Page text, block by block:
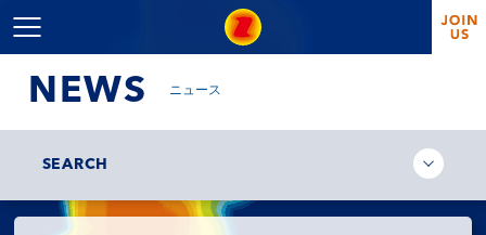
NEWS ニュース
SEARCH